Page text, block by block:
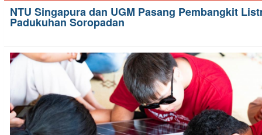
NTU Singapura dan UGM Pasang Pembangkit
Padukuhan Soropadan